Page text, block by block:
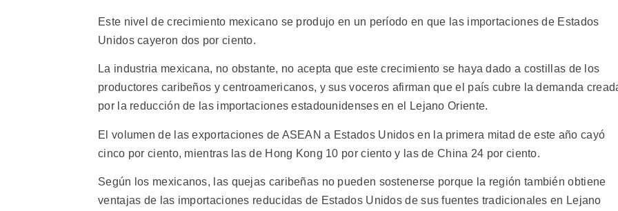
Este nivel de crecimiento mexicano se produjo en un período en que las importaciones de Estados
Unidos cayeron dos por ciento.
La industria mexicana, no obstante, no acepta que este crecimiento se haya dado a costillas de los
productores caribeños y centroamericanos, y sus voceros afirman que el país cubre la demanda
por la reducción de las importaciones estadounidenses en el Lejano Oriente.
El volumen de las exportaciones de ASEAN a Estados Unidos en la primera mitad de este año cayó
cinco por ciento, mientras las de Hong Kong 10 por ciento y las de China 24 por ciento.
Según los mexicanos, las quejas caribeñas no pueden sostenerse porque la región también obtiene
ventajas de las importaciones reducidas de Estados Unidos de sus fuentes tradicionales en Lejano